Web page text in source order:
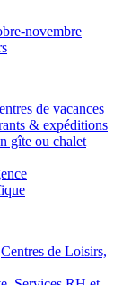
novembre
de vacances
& expéditions
gîte ou chalet
Centres de Loisirs,